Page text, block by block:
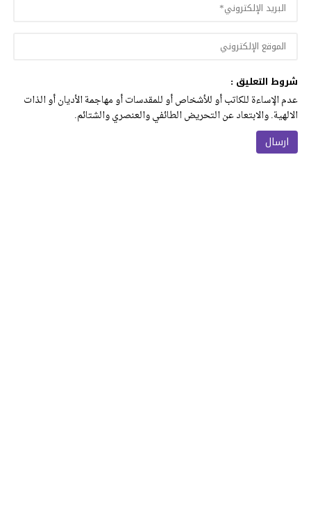
شروط التعليق :
عدم الإساءة للكاتب أو للأشخاص أو للمقدسات أو مهاجمة الأديان أو الذات
الالهية. والابتعاد عن التحريض الطائفي والعنصري والشتائم.